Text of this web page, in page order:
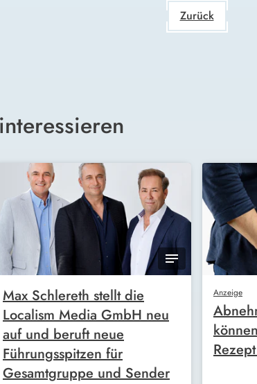
Zurück
Max Schlereth stellt die
Localism Media GmbH neu
auf und beruft neue
Führungsspitzen für
Gesamtgruppe und Sender
Anzeige